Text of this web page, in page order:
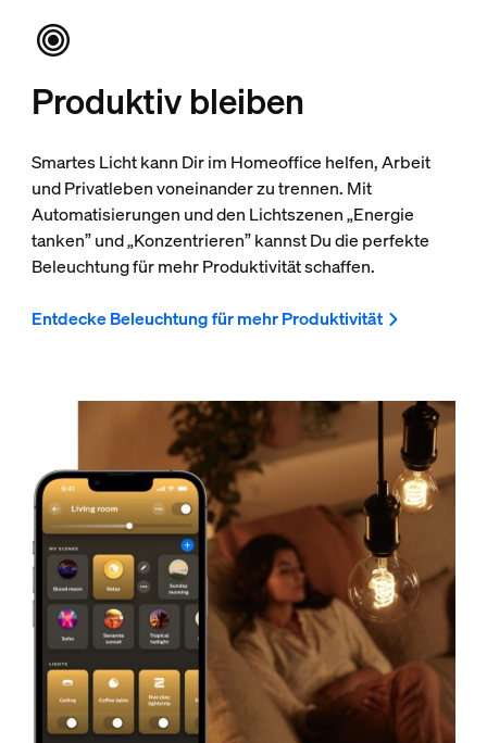
Produktiv bleiben
Smartes Licht kann Dir im Homeoffice helfen, Arbeit
und Privatleben voneinander zu trennen. Mit
Automatisierungen und den Lichtszenen „Energie
tanken” und „Konzentrieren” kannst Du die perfekte
Beleuchtung für mehr Produktivität schaffen.
Entdecke Beleuchtung für mehr Produktivität